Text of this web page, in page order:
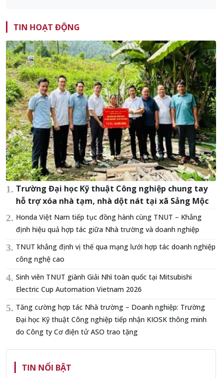
TIN HOẠT ĐỘNG
Trường Đại học Kỹ thuật Công nghiệp chung tay
hỗ trợ xóa nhà tạm, nhà dột nát tại xã Sảng Mộc
Honda Việt Nam tiếp tục đồng hành cùng TNUT – Khẳng
định hiệu quả hợp tác giữa Nhà trường và doanh nghiệp
TNUT khẳng định vị thế qua mạng lưới hợp tác doanh nghiệp
công nghệ cao
Sinh viên TNUT giành Giải Nhì toàn quốc tại Mitsubishi
Electric Cup Automation Vietnam 2026
Tăng cường hợp tác Nhà trường – Doanh nghiệp: Trường
Đại học Kỹ thuật Công nghiệp tiếp nhận KIOSK thông minh
do Công ty Cơ điện tử ASO trao tặng
TIN NỔI BẬT